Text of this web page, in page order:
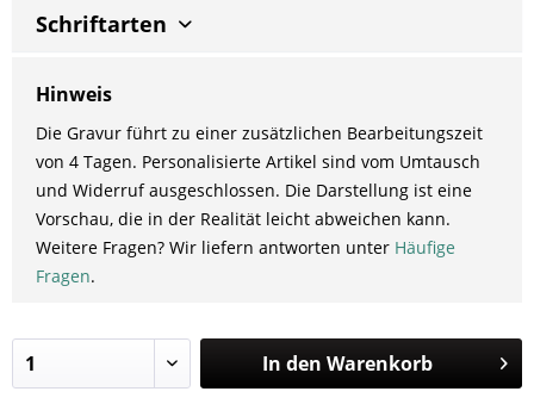
Schriftarten
Hinweis
Die Gravur führt zu einer zusätzlichen Bearbeitungszeit
von 4 Tagen. Personalisierte Artikel sind vom Umtausch
und Widerruf ausgeschlossen. Die Darstellung ist eine
Vorschau, die in der Realität leicht abweichen kann.
Weitere Fragen? Wir liefern antworten unter Häufige
Fragen.
In den Warenkorb